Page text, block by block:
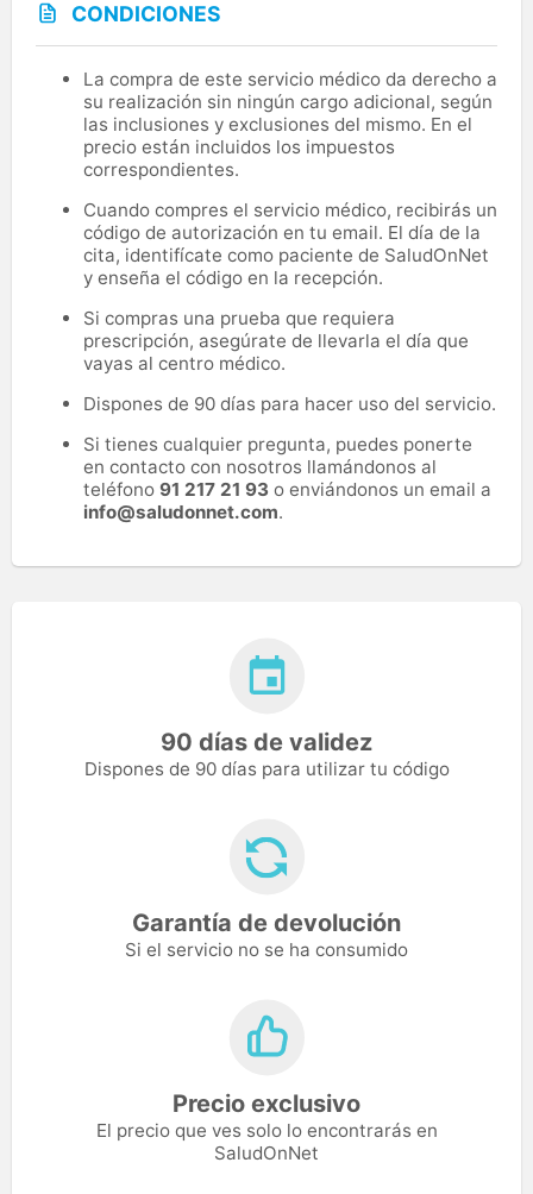
CONDICIONES
La compra de este servicio médico da derecho a
su realización sin ningún cargo adicional, según
las inclusiones y exclusiones del mismo. En el
precio están incluidos los impuestos
correspondientes.
Cuando compres el servicio médico, recibirás un
código de autorización en tu email. El día de la
cita, identifícate como paciente de SaludOnNet
y enseña el código en la recepción.
Si compras una prueba que requiera
prescripción, asegúrate de llevarla el día que
vayas al centro médico.
Dispones de 90 días para hacer uso del servicio.
Si tienes cualquier pregunta, puedes ponerte
en contacto con nosotros llamándonos al
teléfono 91 217 21 93 o enviándonos un email a
info@saludonnet.com.
90 días de validez
Dispones de 90 días para utilizar tu código
Garantía de devolución
Si el servicio no se ha consumido
Precio exclusivo
El precio que ves solo lo encontrarás en
SaludOnNet